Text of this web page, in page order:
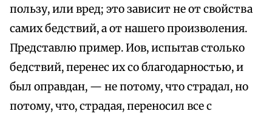
пользу, или вред; это зависит не от свойства
самих бедствий, а от нашего произволения.
Представлю пример. Иов, испытав столько
бедствий, перенес их со благодарностью, и
был оправдан, — не потому, что страдал, но
потому, что, страдая, переносил все с